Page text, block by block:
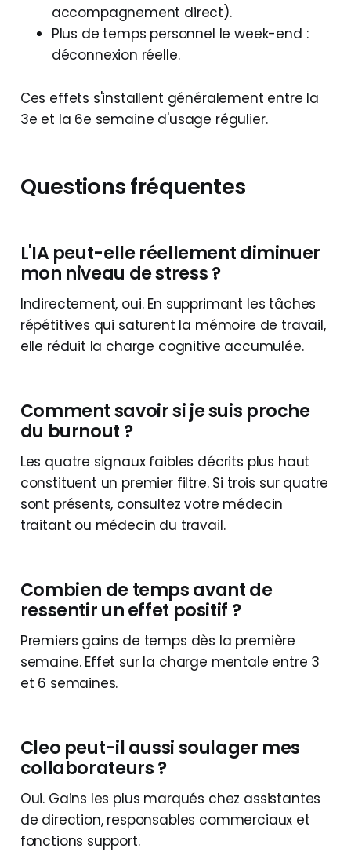
accompagnement direct).
Plus de temps personnel le week-end :
déconnexion réelle.
Ces effets s'installent généralement entre la
3e et la 6e semaine d'usage régulier.
Questions fréquentes
L'IA peut-elle réellement diminuer
mon niveau de stress ?
Indirectement, oui. En supprimant les tâches
répétitives qui saturent la mémoire de travail,
elle réduit la charge cognitive accumulée.
Comment savoir si je suis proche
du burnout ?
Les quatre signaux faibles décrits plus haut
constituent un premier filtre. Si trois sur quatre
sont présents, consultez votre médecin
traitant ou médecin du travail.
Combien de temps avant de
ressentir un effet positif ?
Premiers gains de temps dès la première
semaine. Effet sur la charge mentale entre 3
et 6 semaines.
Cleo peut-il aussi soulager mes
collaborateurs ?
Oui. Gains les plus marqués chez assistantes
de direction, responsables commerciaux et
fonctions support.